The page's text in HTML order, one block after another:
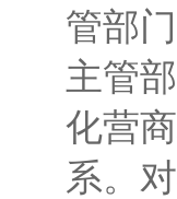
管部
主管
化营
系。